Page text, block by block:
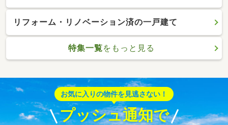
リフォーム・リノベーション済の一戸建て
特集一覧をもっと見る
お気に入りの物件を見逃さない！
プッシュ通知で